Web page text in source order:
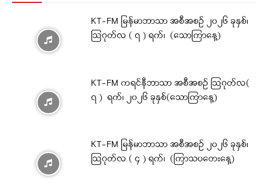
KT-FM မြန်မာဘာသာ အစီအစဉ် ၂၀၂၆ ခုနှစ်၊
ဩဂုတ်လ ( ၇ ) ရက်၊ (သောကြာနေ့)
KT-FM ကရင်နီဘာသာ အစီအစဉ် ဩဂုတ်လ(
၇ ) ရက်၊ ၂၀၂၆ ခုနှစ်(သောကြာနေ့)
KT-FM မြန်မာဘာသာ အစီအစဉ် ၂၀၂၆ ခုနှစ်၊
ဩဂုတ်လ ( ၄ ) ရက်၊ (ကြာသပတေးနေ့)